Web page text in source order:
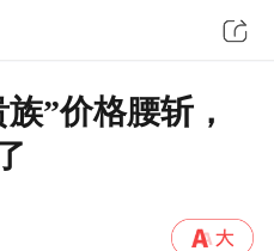
”价格腰斩，